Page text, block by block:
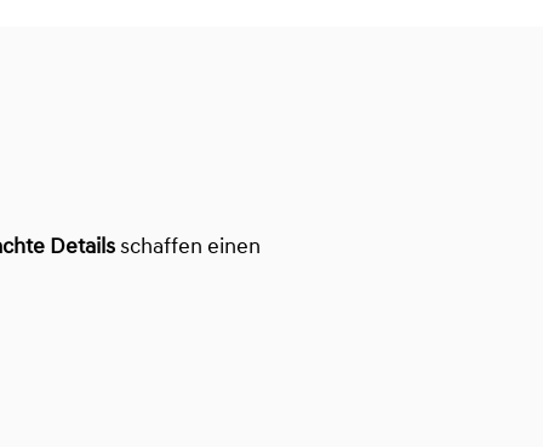
Details schaffen einen